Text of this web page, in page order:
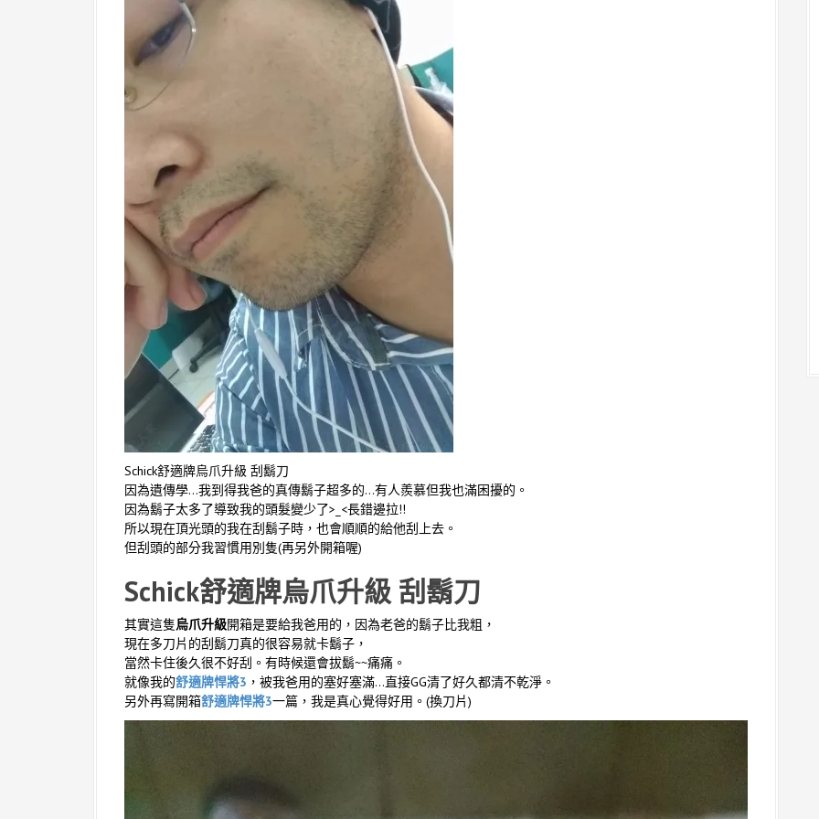
Schick舒適牌烏爪升級 刮鬍刀
因為遺傳學…我到得我爸的真傳鬍子超多的…有人羨慕但我也滿困擾的。
因為鬍子太多了導致我的頭髮變少了>_<長錯邊拉!!
所以現在頂光頭的我在刮鬍子時，也會順順的給他刮上去。
但刮頭的部分我習慣用別隻(再另外開箱喔)
Schick舒適牌烏爪升級 刮鬍刀
其實這隻烏爪升級開箱是要給我爸用的，因為老爸的鬍子比我粗，
現在多刀片的刮鬍刀真的很容易就卡鬍子，
當然卡住後久很不好刮。有時候還會拔鬍~~痛痛。
就像我的舒適牌悍將3 ，被我爸用的塞好塞滿…直接GG清了好久都清不乾淨。
另外再寫開箱舒適牌悍將3一篇，我是真心覺得好用。(換刀片)